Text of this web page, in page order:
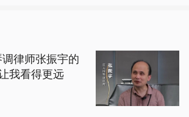
律师张振宇的
我看得更远